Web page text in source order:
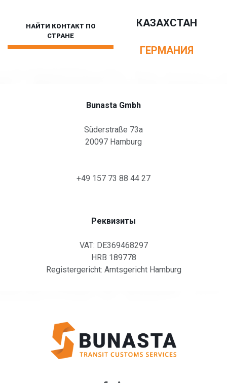
Автостоянки для грузовых автомобилей
Другие услуги
По стране
НАЙТИ КОНТАКТ ПО
СТРАНЕ
КАЗАХСТАН
ГЕРМАНИЯ
Bunasta Gmbh
Süderstraße 73a
20097 Hamburg
+49 157 73 88 44 27
Реквизиты
VAT: DE369468297
HRB 189778
Registergericht: Amtsgericht Hamburg